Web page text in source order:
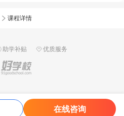
课程详情
助学补贴 优质服务
在线咨询